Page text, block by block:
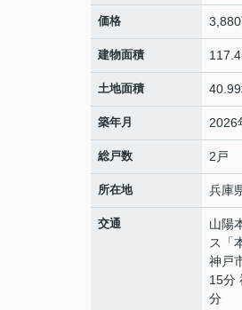
価格
建物面積
土地面積
築年月 2026
総戸数 2戸
所在地 兵庫
交通 山陽
ス「
神戸
15分
分